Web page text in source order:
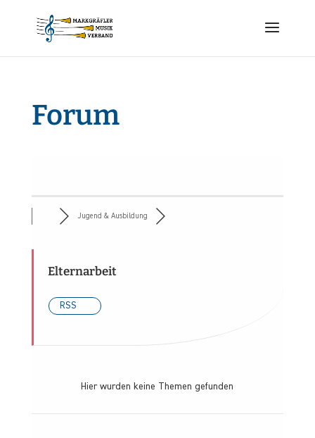
Forum
Jugend & Ausbildung
Elternarbeit
RSS
Hier wurden keine Themen gefunden